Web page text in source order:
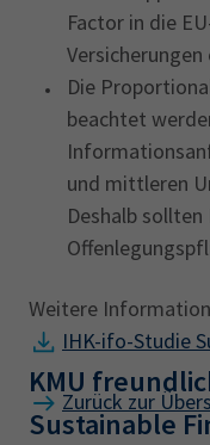
Factor in die
Die
beachtet
und mittleren
Deshalb
Weitere
IHK-ifo-Studie
Zurück zur
KMU
Sustainable